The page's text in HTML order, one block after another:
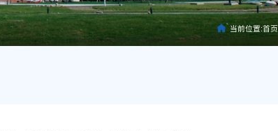
当前位置:首页